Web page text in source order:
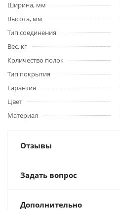
Ширина, мм
Высота, мм
Тип соединения
Вес, кг
Количество полок
Тип покрытия
Гарантия
Цвет
Материал
Отзывы
Задать вопрос
Дополнительно